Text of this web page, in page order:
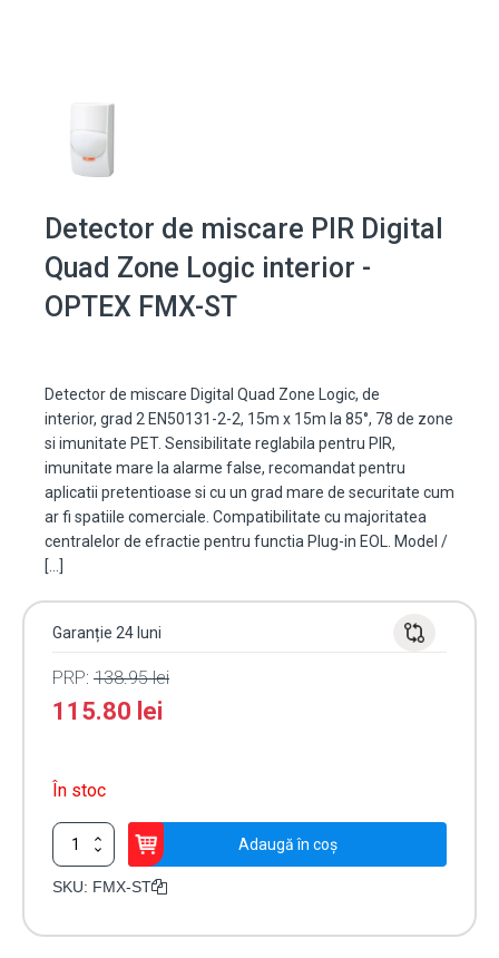
Detector de miscare PIR Digital
Quad Zone Logic interior -
OPTEX FMX-ST
Detector de miscare Digital Quad Zone Logic, de
interior, grad 2 EN50131-2-2, 15m x 15m la 85°, 78 de zone
si imunitate PET. Sensibilitate reglabila pentru PIR,
imunitate mare la alarme false, recomandat pentru
aplicatii pretentioase si cu un grad mare de securitate cum
ar fi spatiile comerciale. Compatibilitate cu majoritatea
centralelor de efractie pentru functia Plug-in EOL. Model /
[…]
Garanție 24 luni
PRP: 138.95lei
115.80 lei
În stoc
Cantitate
Detector
de
Adaugă în coș
SKU: FMX-ST